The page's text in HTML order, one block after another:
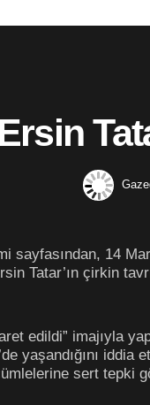
sayfasından, 14
Tatar’ın çirkin
edildi” imajıyla
yaşandığını
sert tepki